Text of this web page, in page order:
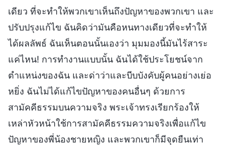
เดียว ที่จะทำให้พวกเขาเห็นถึงปัญหาของพวกเขา และ
ปรับปรุงแก้ไข ฉันคิดว่ามันคือหนทางเดียวที่จะทำให้
ได้ผลลัพธ์ ฉันเห็นตอนนั้นเองว่า มุมมองนี้มันไร้สาระ
แค่ไหน! การทำงานแบบนั้น ฉันได้ใช้ประโยชน์จาก
ตำแหน่งของฉัน และด่าว่าและบีบบังคับผู้คนอย่างเย่อ
หยิ่ง ฉันไม่ได้แก้ไขปัญหาของคนอื่นๆ ด้วยการ
สามัคคีธรรมบนความจริง พระเจ้าทรงเรียกร้องให้
เหล่าหัวหน้าใช้การสามัคคีธรรมความจริงเพื่อแก้ไข
ปัญหาของพี่น้องชายหญิง และพวกเขาก็มีจุดยืนเท่า